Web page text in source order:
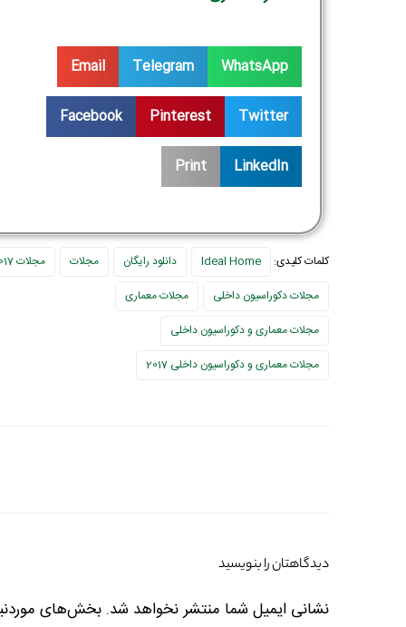
WhatsApp
Telegram
Email
Twitter
Pinterest
Facebook
LinkedIn
Print
کلمات کلیدی: Ideal Home دانلود رایگان مجلات
مجلات 2017
مجلات دکوراسیون داخلی
مجلات معماری
مجلات معماری و دکوراسیون داخلی
مجلات معماری و دکوراسیون داخلی 2017
دیدگاهتان را بنویسید
نشانی ایمیل شما منتشر نخواهد شد. بخش‌های